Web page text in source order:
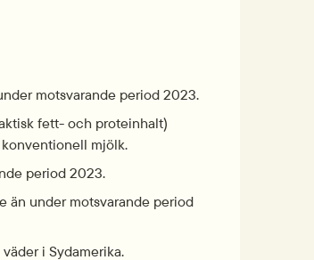
motsvarande period 2023.
fett- och proteinhalt)
mjölk.
period 2023.
än under motsvarande period
i Sydamerika.